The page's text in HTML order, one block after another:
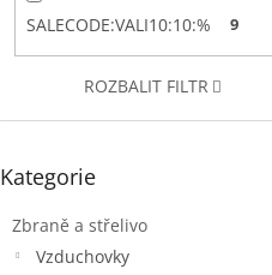
SALECODE:VALI10:10:% 9
ROZBALIT FILTR
kategorie
Kategorie
Zbraně a střelivo
Vzduchovky